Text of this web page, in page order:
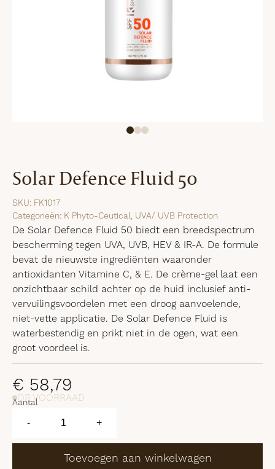
Solar Defence Fluid 50
€ 58,79
De Solar Defence Fluid 50 biedt een breedspectrum
bescherming tegen UVA, UVB, HEV & IR-A. De formule
bevat de nieuwste ingrediënten waaronder
antioxidanten Vitamine C, & E. De crème-gel laat een
onzichtbaar schild achter op de huid inclusief anti-
vervuilingsvoordelen met een droog aanvoelende,
niet-vette applicatie. De Solar Defence Fluid is
waterbestendig en prikt niet in de ogen, wat een
groot voordeel is.
OP VOORRAAD
Aantal
-
Defence
50
+
Toevoegen aan winkelwagen
SKU: FK1017
Categorieën: K Phyto-Ceutical, UVA/ UVB Protection